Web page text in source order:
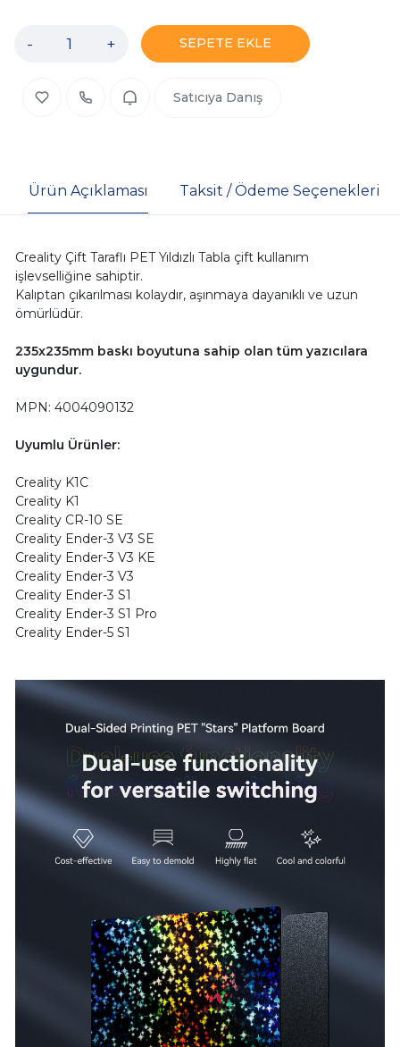
- + SEPETE EKLE
Satıcıya Danış
Ürün Açıklaması Taksit / Ödeme Seçenekleri
Creality Çift Taraflı PET Yıldızlı Tabla çift kullanım
işlevselliğine sahiptir.
Kalıptan çıkarılması kolaydır, aşınmaya dayanıklı ve uzun
ömürlüdür.
235x235mm baskı boyutuna sahip olan tüm yazıcılara
uygundur.
MPN: 4004090132
Uyumlu Ürünler:
Creality K1C
Creality K1
Creality CR-10 SE
Creality Ender-3 V3 SE
Creality Ender-3 V3 KE
Creality Ender-3 V3
Creality Ender-3 S1
Creality Ender-3 S1 Pro
Creality Ender-5 S1